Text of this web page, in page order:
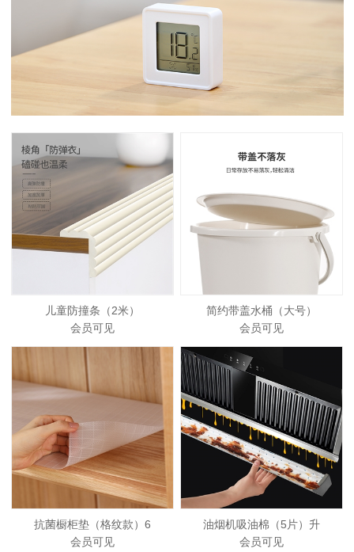
儿童防撞条（2米）
会员可见
简约带盖水桶（大号）
会员可见
抗菌橱柜垫（格纹款）6
会员可见
油烟机吸油棉（5片）升
会员可见